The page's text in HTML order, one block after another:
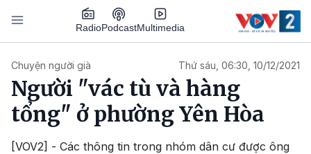
Nhảy đến nội dung
RadioPodcastMultimedia
Chuyện người già Thứ sáu, 06:30, 10/12/2021
Người "vác tù và hàng
tổng" ở phường Yên Hòa
[VOV2] - Các thông tin trong nhóm dân cư được ông